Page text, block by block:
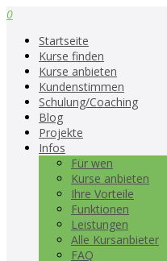
0
Startseite
Kurse finden
Kurse anbieten
Kundenstimmen
Schulung/Coaching
Blog
Projekte
Infos
Für wen
Kurse anbieten
Ihre Vorteile
Funktionen
Leistungen
Alle Kursanbieter
FAQ